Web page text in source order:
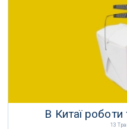
В Китаї роботи
13